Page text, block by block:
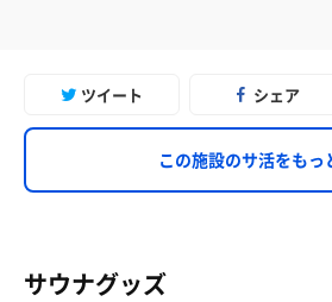
ツイート シェア
この施設のサ活をもっ
サウナグッズ